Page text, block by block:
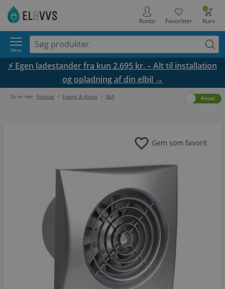
0
Kurv
Favoritter
Konto
Menu
⚡ Egen ladestander fra kun 2.695 kr. – Alt til installation
og opladning af din elbil →
Du er her: Forside / Energi & Klima / S&P Privat
favorite Gem som favorit